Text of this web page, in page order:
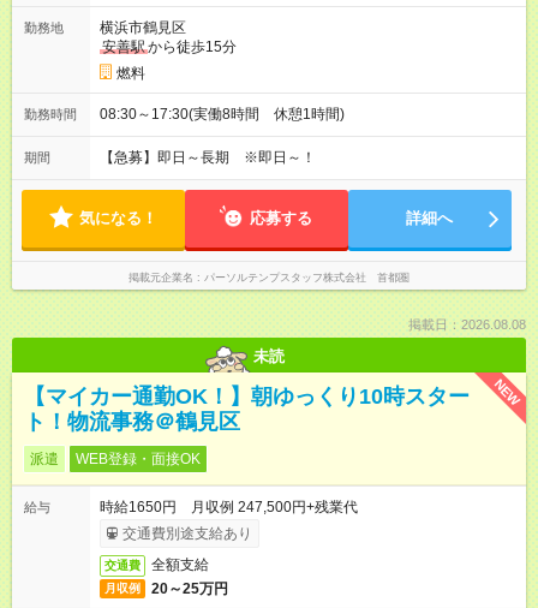
勤務地
横浜市鶴見区
安善駅から徒歩15分
燃料
勤務時間 08:30～17:30(実働8時間 休憩1時間)
期間 【急募】即日～長期 ※即日～！
気になる！ 応募する 詳細へ
掲載元企業名 パーソルテンプスタッフ株式会社 首都圏
掲載日：2026.08.08
未読
NEW
【マイカー通勤OK！】朝ゆっくり10時スター
ト！物流事務＠鶴見区
派遣 WEB登録・面接OK
給与
時給1650円 月収例 247,500円+残業代
交通費別途支給あり
交通費 全額支給
月収例 20～25万円